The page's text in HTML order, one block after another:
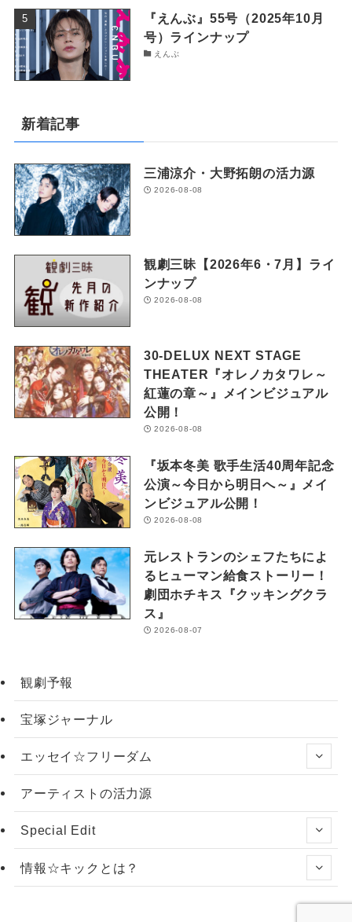
『えんぶ』55号（2025年10月
号）ラインナップ
えんぶ
新着記事
三浦涼介・大野拓朗の活力源
2026-08-08
観劇三昧【2026年6・7月】ライ
ンナップ
2026-08-08
30-DELUX NEXT STAGE
THEATER『オレノカタワレ～
紅蓮の章～』メインビジュアル
公開！
2026-08-08
『坂本冬美 歌手生活40周年記念
公演～今日から明日へ～』メイ
ンビジュアル公開！
2026-08-08
元レストランのシェフたちによ
るヒューマン給食ストーリー！
劇団ホチキス『クッキングクラ
ス』
2026-08-07
観劇予報
宝塚ジャーナル
エッセイ☆フリーダム
アーティストの活力源
Special Edit
情報☆キックとは？